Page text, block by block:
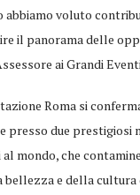
voluto
il panorama delle
ai Grandi
Roma si
presso due
mondo, che
e della